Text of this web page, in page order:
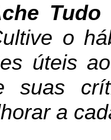
che Tudo
o
úteisao
suas
a